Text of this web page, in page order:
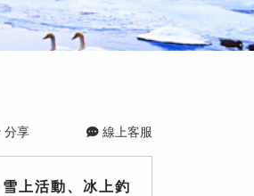
分享 線上客服
上活動、冰上釣